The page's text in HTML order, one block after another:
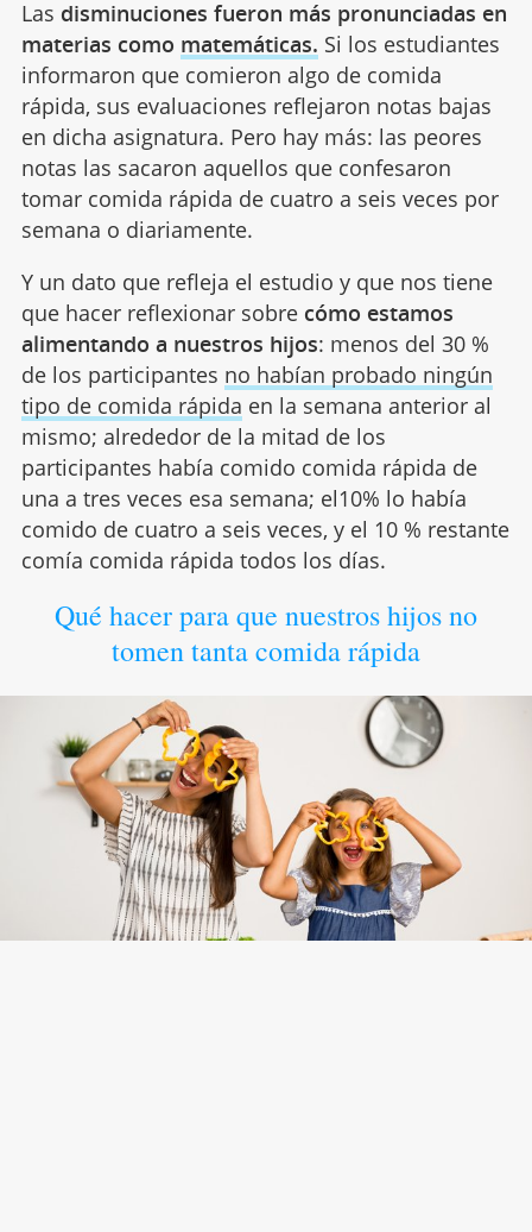
Las disminuciones fueron más pronunciadas en
materias como matemáticas. Si los estudiantes
informaron que comieron algo de comida
rápida, sus evaluaciones reflejaron notas bajas
en dicha asignatura. Pero hay más: las peores
notas las sacaron aquellos que confesaron
tomar comida rápida de cuatro a seis veces por
semana o diariamente.
Y un dato que refleja el estudio y que nos tiene
que hacer reflexionar sobre cómo estamos
alimentando a nuestros hijos: menos del 30 %
de los participantes no habían probado ningún
tipo de comida rápida en la semana anterior al
mismo; alrededor de la mitad de los
participantes había comido comida rápida de
una a tres veces esa semana; el10% lo había
comido de cuatro a seis veces, y el 10 % restante
comía comida rápida todos los días.
Qué hacer para que nuestros hijos no
tomen tanta comida rápida